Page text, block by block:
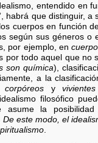
entendido en
habrá que distinguir, a
cuerpos en función
según sus géneros o
por ejemplo, en
por todo aquel que no
son química),
a la
corpóreos y
filosófico
asume la
De este modo, el